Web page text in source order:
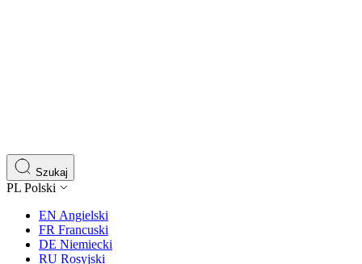
Szukaj
PL Polski
EN Angielski
FR Francuski
DE Niemiecki
RU Rosyjski